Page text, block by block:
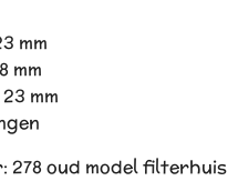
mm
mm
mm
278 oud model filterhuis